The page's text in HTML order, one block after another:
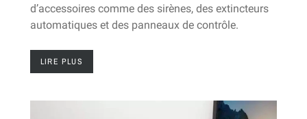
d’accessoires comme des sirènes, des extincteurs
automatiques et des panneaux de contrôle.
LIRE PLUS